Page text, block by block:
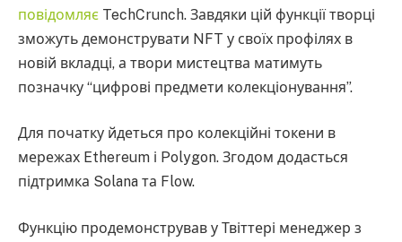
повідомляє TechCrunch. Завдяки цій функції творці
зможуть демонструвати NFT у своїх профілях в
новій вкладці, а твори мистецтва матимуть
позначку “цифрові предмети колекціонування”.
Для початку йдеться про колекційні токени в
мережах Ethereum і Polygon. Згодом додасться
підтримка Solana та Flow.
Функцію продемонстрував у Твіттері менеджер з